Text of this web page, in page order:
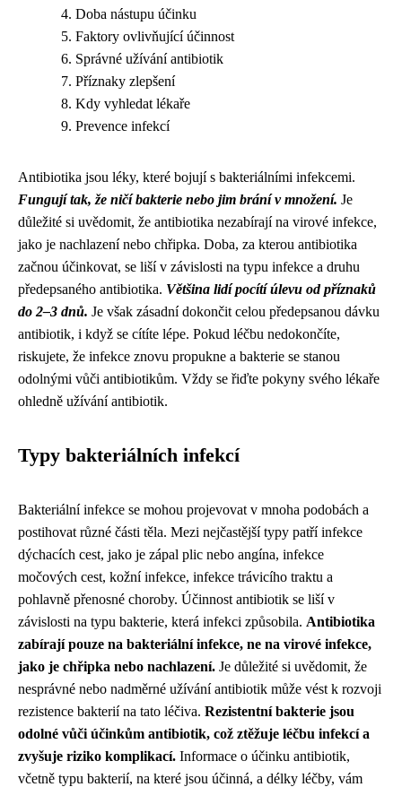
Doba nástupu účinku
Faktory ovlivňující účinnost
Správné užívání antibiotik
Příznaky zlepšení
Kdy vyhledat lékaře
Prevence infekcí
Antibiotika jsou léky, které bojují s bakteriálními infekcemi.
Fungují tak, že ničí bakterie nebo jim brání v množení. Je
důležité si uvědomit, že antibiotika nezabírají na virové infekce,
jako je nachlazení nebo chřipka. Doba, za kterou antibiotika
začnou účinkovat, se liší v závislosti na typu infekce a druhu
předepsaného antibiotika. Většina lidí pocítí úlevu od příznaků
do 2–3 dnů. Je však zásadní dokončit celou předepsanou dávku
antibiotik, i když se cítíte lépe. Pokud léčbu nedokončíte,
riskujete, že infekce znovu propukne a bakterie se stanou
odolnými vůči antibiotikům. Vždy se řiďte pokyny svého lékaře
ohledně užívání antibiotik.
Typy bakteriálních infekcí
Bakteriální infekce se mohou projevovat v mnoha podobách a
postihovat různé části těla. Mezi nejčastější typy patří infekce
dýchacích cest, jako je zápal plic nebo angína, infekce
močových cest, kožní infekce, infekce trávicího traktu a
pohlavně přenosné choroby. Účinnost antibiotik se liší v
závislosti na typu bakterie, která infekci způsobila. Antibiotika
zabírají pouze na bakteriální infekce, ne na virové infekce,
jako je chřipka nebo nachlazení. Je důležité si uvědomit, že
nesprávné nebo nadměrné užívání antibiotik může vést k rozvoji
rezistence bakterií na tato léčiva. Rezistentní bakterie jsou
odolné vůči účinkům antibiotik, což ztěžuje léčbu infekcí a
zvyšuje riziko komplikací. Informace o účinku antibiotik,
včetně typu bakterií, na které jsou účinná, a délky léčby, vám